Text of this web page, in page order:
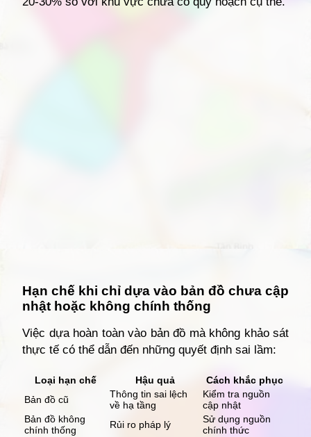
Hạn chế khi chỉ dựa vào bản đồ chưa cập
nhật hoặc không chính thống
Việc dựa hoàn toàn vào bản đồ mà không khảo sát
thực tế có thể dẫn đến những quyết định sai lầm:
Loại hạn chế Hậu quả
Cách khắc phục
Bản đồ cũ
Thông tin sai lệch
về hạ tầng
Kiểm tra nguồn
cập nhật
Bản đồ không
chính thống
Rủi ro pháp lý
Sử dụng nguồn
chính thức